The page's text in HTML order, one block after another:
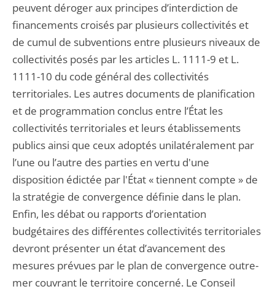
peuvent déroger aux principes d’interdiction de
financements croisés par plusieurs collectivités et
de cumul de subventions entre plusieurs niveaux de
collectivités posés par les articles L. 1111-9 et L.
1111-10 du code général des collectivités
territoriales. Les autres documents de planification
et de programmation conclus entre l’État les
collectivités territoriales et leurs établissements
publics ainsi que ceux adoptés unilatéralement par
l’une ou l’autre des parties en vertu d'une
disposition édictée par l'État « tiennent compte » de
la stratégie de convergence définie dans le plan.
Enfin, les débat ou rapports d’orientation
budgétaires des différentes collectivités territoriales
devront présenter un état d’avancement des
mesures prévues par le plan de convergence outre-
mer couvrant le territoire concerné. Le Conseil